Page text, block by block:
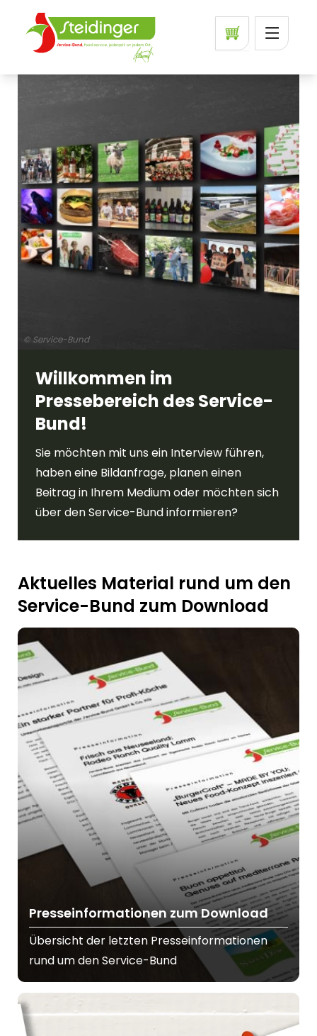
© Service-Bund
Willkommen im
Pressebereich des Service-
Bund!
Sie möchten mit uns ein Interview führen,
haben eine Bildanfrage, planen einen
Beitrag in Ihrem Medium oder möchten sich
über den Service-Bund informieren?
Aktuelles Material rund um den
Service-Bund zum Download
Presseinformationen zum Download
Übersicht der letzten Presseinformationen
rund um den Service-Bund